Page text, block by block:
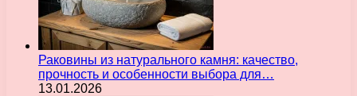
Раковины из натурального камня: качество,
прочность и особенности выбора для…
13.01.2026